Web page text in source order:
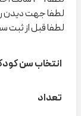
لطفا جهت دیدن
لطفا قبل از ثبت
انتخاب سن
تعداد